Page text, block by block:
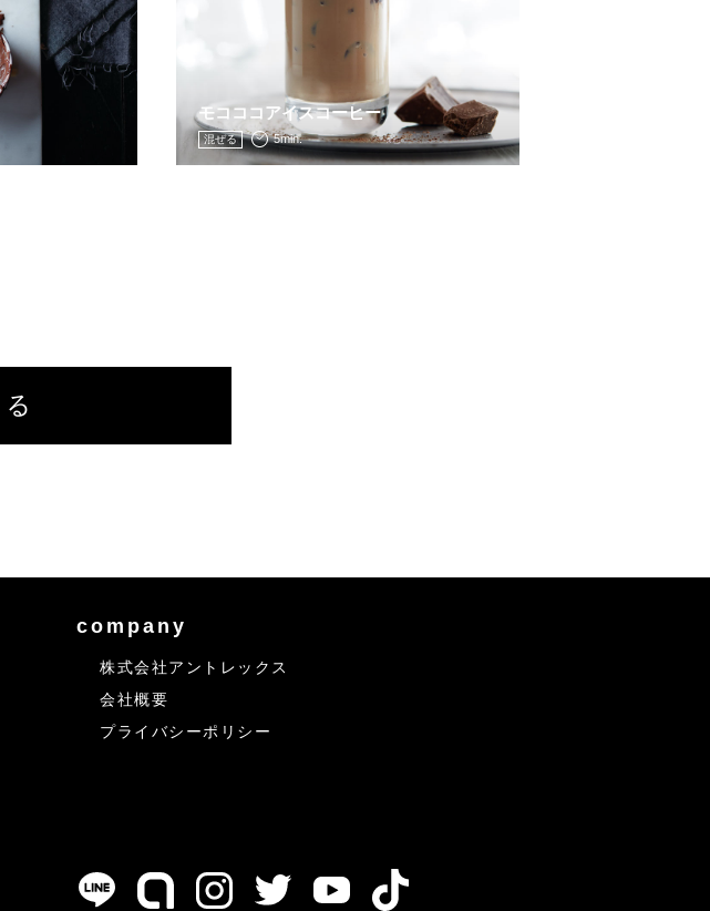
モコココアイスコーヒー
混ぜる 5min.
company
株式会社アントレックス
会社概要
プライバシーポリシー